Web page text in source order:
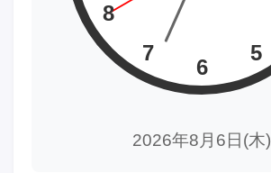
5
6
7
8
2026年8月6日(木)